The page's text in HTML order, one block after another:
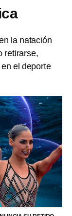
la natación
retirarse,
el deporte